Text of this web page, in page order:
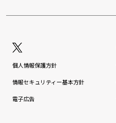
個人情報保護方針
情報セキュリティー基本方針
電子広告